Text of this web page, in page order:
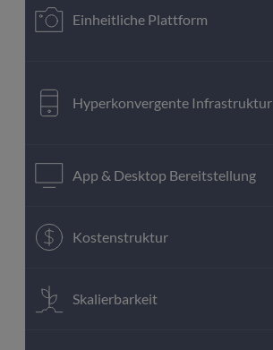
Einheitliche Plattform
Hyperkonvergente Infrastruktur
App & Desktop Bereitstellung
Kostenstruktur
Skalierbarkeit